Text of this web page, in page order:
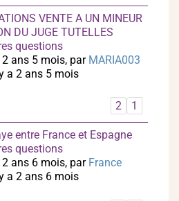
VENTE A UN MINEUR
DU JUGE TUTELLES
questions
ans 5 mois, par MARIA003
a 2 ans 5 mois
1
2
entre France et Espagne
questions
ans 6 mois, par France
a 2 ans 6 mois